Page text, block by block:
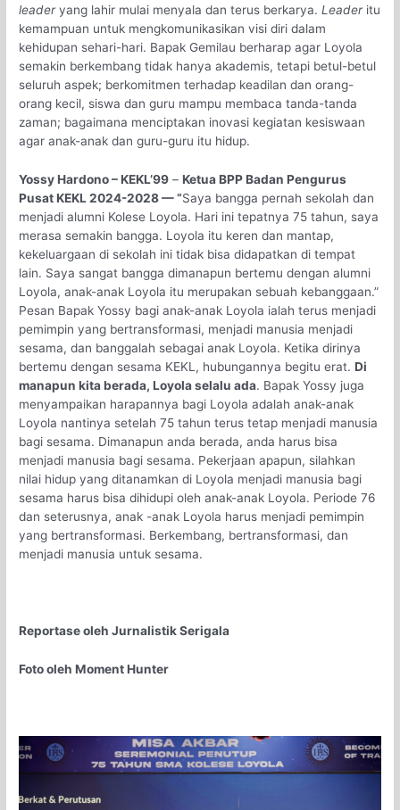
leaderyang lahir mulai menyala dan terus berkarya.Leaderitu
kemampuan untuk mengkomunikasikan visi diri dalam
kehidupan sehari-hari. Bapak Gemilau berharap agar Loyola
semakin berkembang tidak hanya akademis, tetapi betul-betul
seluruh aspek; berkomitmen terhadap keadilan dan orang-
orang kecil, siswa dan guru mampu membaca tanda-tanda
zaman; bagaimana menciptakan inovasi kegiatan kesiswaan
agar anak-anak dan guru-guru itu hidup.
Yossy Hardono – KEKL’99 –Ketua BPP Badan Pengurus
Pusat KEKL 2024-2028 — “Saya bangga pernah sekolah dan
menjadi alumni Kolese Loyola. Hari ini tepatnya 75 tahun, saya
merasa semakin bangga. Loyola itu keren dan mantap,
kekeluargaan di sekolah ini tidak bisa didapatkan di tempat
lain. Saya sangat bangga dimanapun bertemu dengan alumni
Loyola, anak-anak Loyola itu merupakan sebuah kebanggaan.”
Pesan Bapak Yossy bagi anak-anak Loyola ialah terus menjadi
pemimpin yang bertransformasi, menjadi manusia menjadi
sesama, dan banggalah sebagai anak Loyola. Ketika dirinya
bertemu dengan sesama KEKL, hubungannya begitu erat.Di
manapun kita berada, Loyola selalu ada. Bapak Yossy juga
menyampaikan harapannya bagi Loyola adalah anak-anak
Loyola nantinya setelah 75 tahun terus tetap menjadi manusia
bagi sesama. Dimanapun anda berada, anda harus bisa
menjadi manusia bagi sesama. Pekerjaan apapun, silahkan
nilai hidup yang ditanamkan di Loyola menjadi manusia bagi
sesama harus bisa dihidupi oleh anak-anak Loyola. Periode 76
dan seterusnya, anak -anak Loyola harus menjadi pemimpin
yang bertransformasi. Berkembang, bertransformasi, dan
menjadi manusia untuk sesama.
Reportase oleh Jurnalistik Serigala
Foto oleh Moment Hunter